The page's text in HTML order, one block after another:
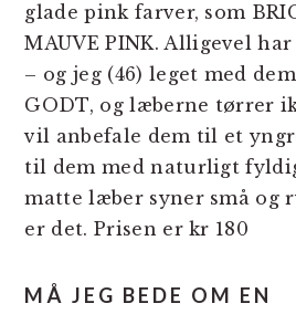
glade pink farver, som
MAUVE PINK. Alligevel har
– og jeg (46) leget med
GODT, og læberne tørrer
vil anbefale dem til et
til dem med naturligt
matte læber syner små og
er det. Prisen er kr 180
MÅ JEG BEDE OM EN